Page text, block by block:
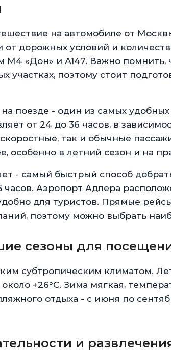
на автомобиле от
от дорожных условий и
М4 «Дон» и А147. Важно
участках, поэтому стоит
поезде - один из самых
от 24 до 36 часов, в
скоростные, так и обычные
особенно в летний сезон и на
- самый быстрый способ
часов. Аэропорт Адлера
для туристов. Прямые
поэтому можно выбрать
сезоны для
субтропическим климатом.
+26°C. Зима мягкая,
отдыха - с июня по
и